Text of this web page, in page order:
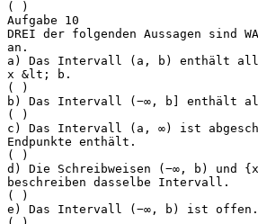
( )
Aufgabe 10
DREI der folgenden Aussagen sind
an.
a) Das Intervall (a, b) enthält
x &lt; b.
( )
b) Das Intervall (−∞, b] enthält
( )
c) Das Intervall (a, ∞) ist
Endpunkte enthält.
( )
d) Die Schreibweisen (−∞, b) und
beschreiben dasselbe Intervall.
( )
e) Das Intervall (−∞, b) ist offen.